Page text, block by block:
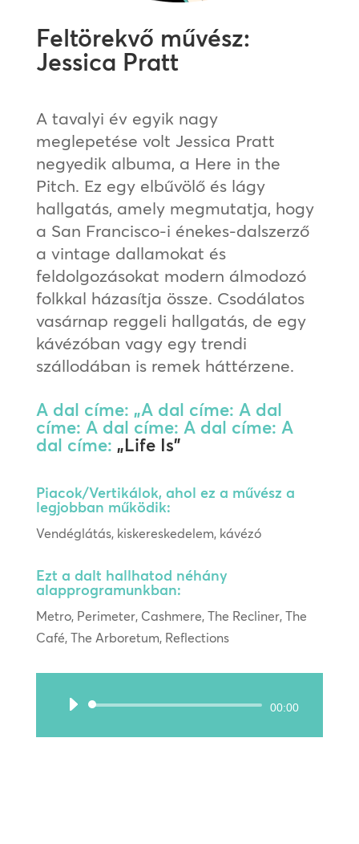
Feltörekvő művész:
Jessica Pratt
A tavalyi év egyik nagy
meglepetése volt Jessica Pratt
negyedik albuma, a Here in the
Pitch. Ez egy elbűvölő és lágy
hallgatás, amely megmutatja, hogy
a San Francisco-i énekes-dalszerző
a vintage dallamokat és
feldolgozásokat modern álmodozó
folkkal házasítja össze. Csodálatos
vasárnap reggeli hallgatás, de egy
kávézóban vagy egy trendi
szállodában is remek háttérzene.
A dal címe: „A dal címe: A dal
címe: A dal címe: A dal címe: A
dal címe: „Life Is”
Piacok/Vertikálok, ahol ez a művész a
legjobban működik:
Vendéglátás, kiskereskedelem, kávézó
Ezt a dalt hallhatod néhány
alapprogramunkban:
Metro, Perimeter, Cashmere, The Recliner, The
Café, The Arboretum, Reflections
Audió
00:00